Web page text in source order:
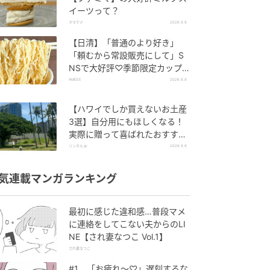
イーツって？
ママテナ 2026.8.8
【日清】「普通のより好き」
「頼むから常設販売にして」S
NSで大好評♡季節限定カップ
ヌードルが発売中！
4MEEE 2026.8.8
【ハワイでしか買えないお土産
3選】自分用にもほしくなる！
実際に贈って喜ばれたおすすめ
はこれ！
リンネル.jp 2026.8.8
連載マンガランキング
最初に感じた違和感…普段マメ
に連絡をしてこない夫からのLI
NE【され妻なつこ Vol.1】
され妻なつこ